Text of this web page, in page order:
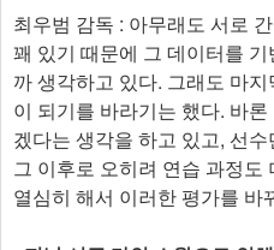
최우범 감독 : 아무래도 서로
꽤 있기 때문에 그 데이터를
까 생각하고 있다. 그래도 마
이 되기를 바라기는 했다. 바
겠다는 생각을 하고 있고, 선
그 이후로 오히려 연습 과정도
열심히 해서 이러한 평가를 바